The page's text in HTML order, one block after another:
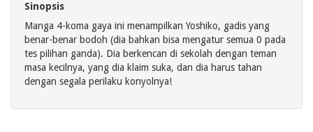
Sinopsis
Manga 4-koma gaya ini menampilkan Yoshiko, gadis yang
benar-benar bodoh (dia bahkan bisa mengatur semua 0 pada
tes pilihan ganda). Dia berkencan di sekolah dengan teman
masa kecilnya, yang dia klaim suka, dan dia harus tahan
dengan segala perilaku konyolnya!